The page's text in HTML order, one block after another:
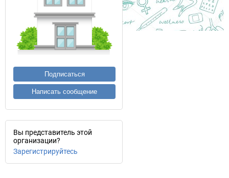
Подписаться
Написать сообщение
Вы представитель этой
организации?
Зарегистрируйтесь